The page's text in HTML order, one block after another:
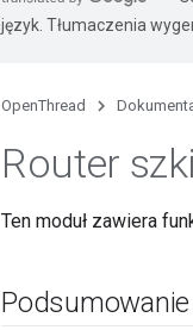
język. Tłumaczenia
OpenThread
Router
Ten moduł zawiera
Podsumowanie